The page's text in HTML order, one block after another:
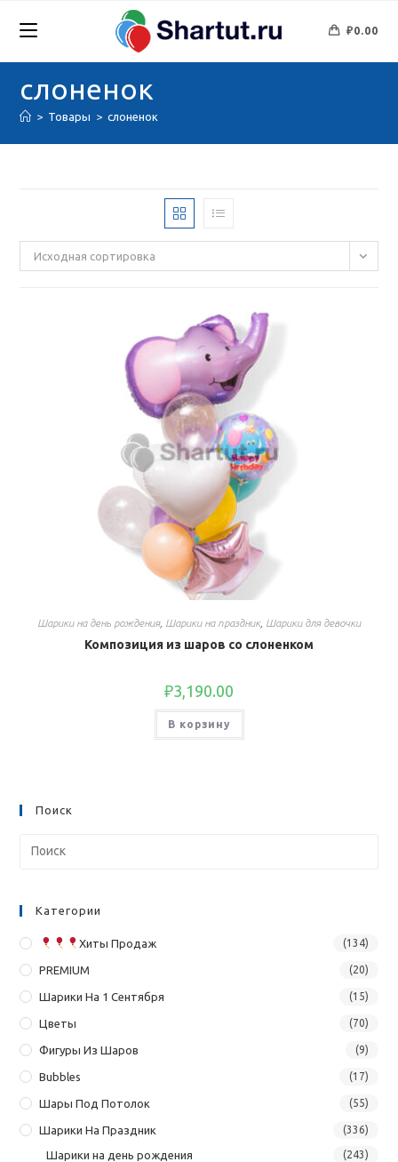
₽0.00
слоненок
> Товары > слоненок
Исходная сортировка
Шарики на день рождения, Шарики на праздник, Шарики для девочки
Композиция из шаров со слоненком
₽3,190.00
В корзину
Поиск
Категории
Хиты Продаж (134)
PREMIUM (20)
Шарики На 1 Сентября (15)
Цветы (70)
Фигуры Из Шаров (9)
Bubbles (17)
Шары Под Потолок (55)
Шарики На Праздник (336)
Шарики на день рождения (243)